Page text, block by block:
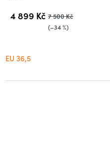
4 899 Kč 7 500 Kč
(–34 %)
EU 36,5